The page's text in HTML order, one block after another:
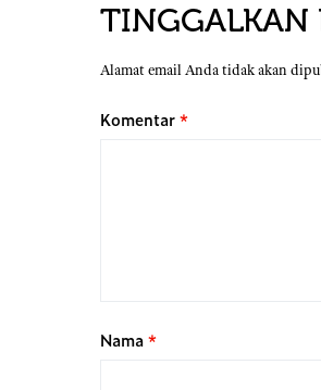
TINGGALKAN
Alamat email Anda tidak akan
Komentar*
Nama*